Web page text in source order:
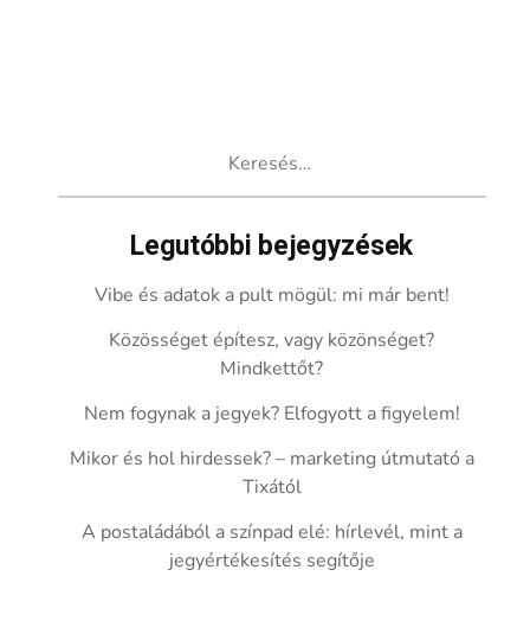
Legutóbbi bejegyzések
Vibe és adatok a pult mögül: mi már bent!
Közösséget építesz, vagy közönséget?
Mindkettőt?
Nem fogynak a jegyek? Elfogyott a figyelem!
Mikor és hol hirdessek? – marketing útmutató a
Tixától
A postaládából a színpad elé: hírlevél, mint a
jegyértékesítés segítője